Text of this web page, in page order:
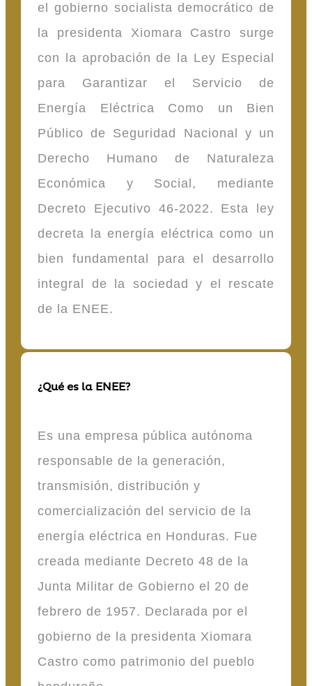
el gobierno socialista democrático de
la presidenta Xiomara Castro surge
con la aprobación de la Ley Especial
para Garantizar el Servicio de
Energía Eléctrica Como un Bien
Público de Seguridad Nacional y un
Derecho Humano de Naturaleza
Económica y Social, mediante
Decreto Ejecutivo 46-2022. Esta ley
decreta la energía eléctrica como un
bien fundamental para el desarrollo
integral de la sociedad y el rescate
de la ENEE.
¿Qué es la ENEE?
Es una empresa pública autónoma
responsable de la generación,
transmisión, distribución y
comercialización del servicio de la
energía eléctrica en Honduras. Fue
creada mediante Decreto 48 de la
Junta Militar de Gobierno el 20 de
febrero de 1957. Declarada por el
gobierno de la presidenta Xiomara
Castro como patrimonio del pueblo